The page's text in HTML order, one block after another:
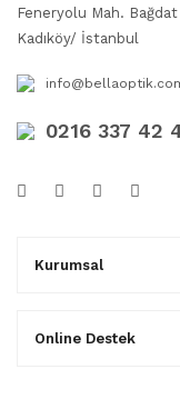
Feneryolu Mah.
Kadıköy/ İstanbul
0216 337 42
Kurumsal
Online Destek